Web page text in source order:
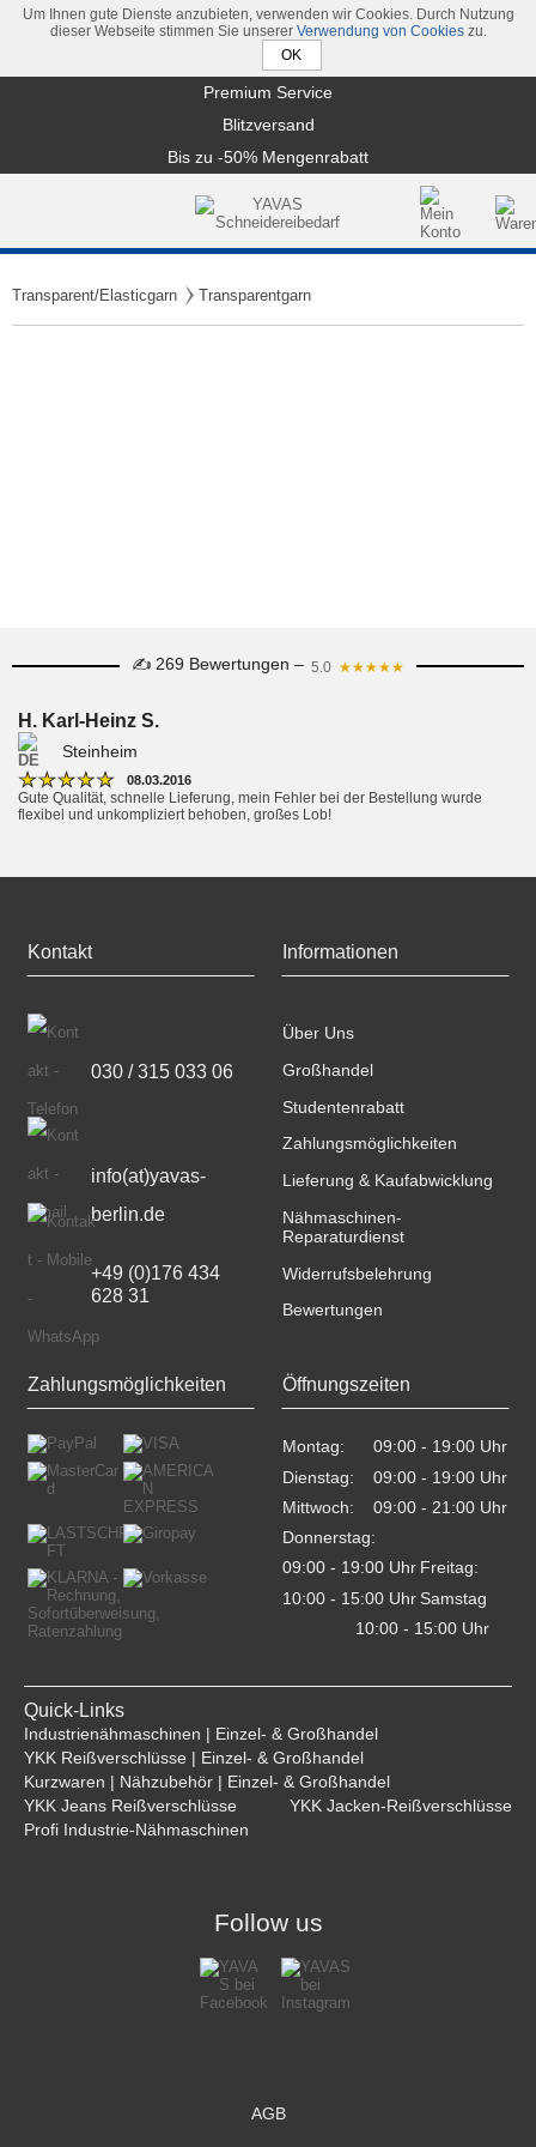
Um Ihnen gute Dienste anzubieten, verwenden wir Cookies. Durch Nutzung
dieser Webseite stimmen Sie unserer Verwendung von Cookieszu.
Premium Service
Blitzversand
Bis zu -50% Mengenrabatt
Transparent/Elasticgarn Transparentgarn
✍ 269 Bewertungen – 5.0 ★★★★★
H. Karl-Heinz S.
Steinheim
★ ★ ★ ★ ★ 08.03.2016
Gute Qualität, schnelle Lieferung, mein Fehler bei der Bestellung wurde
flexibel und unkompliziert behoben, großes Lob!
Kontakt
030 / 315 033 06
info(at)yavas-
berlin.de
+49 (0)176 434
628 31
Informationen
Über Uns
Großhandel
Studentenrabatt
Zahlungsmöglichkeiten
Lieferung & Kaufabwicklung
Nähmaschinen-
Reparaturdienst
Widerrufsbelehrung
Bewertungen
Zahlungsmöglichkeiten Öffnungszeiten
Montag:
Dienstag:
Mittwoch:
Donnerstag:
09:00 - 19:00 Uhr
Freitag:
10:00 - 15:00 Uhr
Samstag
10:00 - 15:00 Uhr
Quick-Links
Industrienähmaschinen | Einzel- & Großhandel
YKK Reißverschlüsse | Einzel- & Großhandel
Kurzwaren | Nähzubehör | Einzel- & Großhandel
YKK Jeans Reißverschlüsse
YKK Jacken-Reißverschlüsse
Profi Industrie-Nähmaschinen
Follow us
AGB